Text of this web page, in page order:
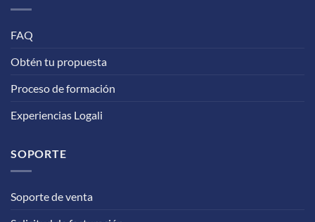
FAQ
Obtén tu propuesta
Proceso de formación
Experiencias Logali
SOPORTE
Soporte de venta